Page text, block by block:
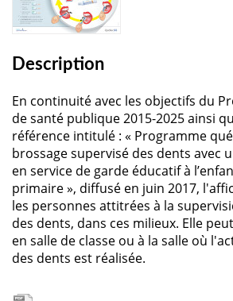
Description
En continuité avec les objectifs du
de santé publique 2015-2025 ainsi
référence intitulé : « Programme
brossage supervisé des dents avec
en service de garde éducatif à
primaire », diffusé en juin 2017,
les personnes attitrées à la
des dents, dans ces milieux. Elle
en salle de classe ou à la salle où
des dents est réalisée.